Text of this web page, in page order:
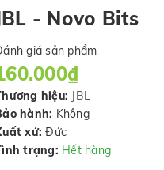
- Novo Bits
giá sản phẩm
hiệu:
JBL
hành: Không
xứ: Đức
trạng: Hết hàng